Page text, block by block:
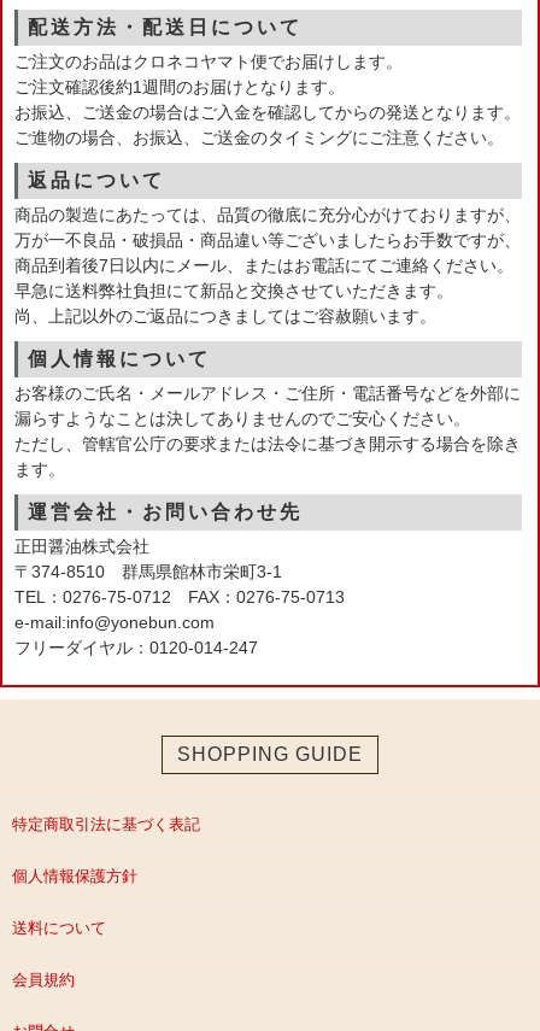
配送方法・配送日について
ご注文のお品はクロネコヤマト便でお届けします。
ご注文確認後約1週間のお届けとなります。
お振込、ご送金の場合はご入金を確認してからの発送となります。
ご進物の場合、お振込、ご送金のタイミングにご注意ください。
返品について
商品の製造にあたっては、品質の徹底に充分心がけておりますが、
万が一不良品・破損品・商品違い等ございましたらお手数ですが、
商品到着後7日以内にメール、またはお電話にてご連絡ください。
早急に送料弊社負担にて新品と交換させていただきます。
尚、上記以外のご返品につきましてはご容赦願います。
個人情報について
お客様のご氏名・メールアドレス・ご住所・電話番号などを外部に
漏らすようなことは決してありませんのでご安心ください。
ただし、管轄官公庁の要求または法令に基づき開示する場合を除き
ます。
運営会社・お問い合わせ先
正田醤油株式会社
〒374-8510 群馬県館林市栄町3-1
TEL：0276-75-0712 FAX：0276-75-0713
e-mail:info@yonebun.com
フリーダイヤル：0120-014-247
SHOPPING GUIDE
特定商取引法に基づく表記
個人情報保護方針
送料について
会員規約